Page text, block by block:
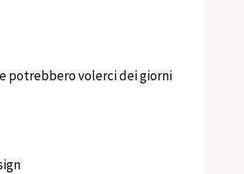
potrebbero volerci dei giorni